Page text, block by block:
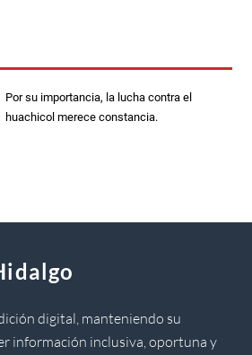
Por su importancia, la lucha contra el
huachicol merece constancia.
digital, manteniendo su
información inclusiva, oportuna y